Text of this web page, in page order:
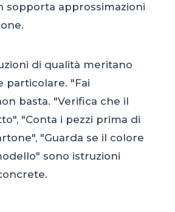
sopporta approssimazioni
di qualità meritano
particolare. "Fai
basta. "Verifica che il
"Conta i pezzi prima di
"Guarda se il colore
sono istruzioni